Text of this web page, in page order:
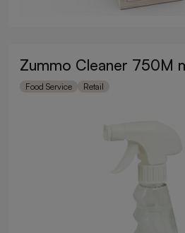
Zummo Cleaner 750M
Food Service Retail